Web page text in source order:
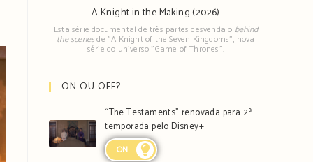
A Knight in the Making (2026)
Esta série documental de três partes desvenda o behind
the scenesde "A Knight of the Seven Kingdoms", nova
série do universo "Game of Thrones".
ON OU OFF?
“The Testaments” renovada para 2ª
temporada pelo Disney+
ON